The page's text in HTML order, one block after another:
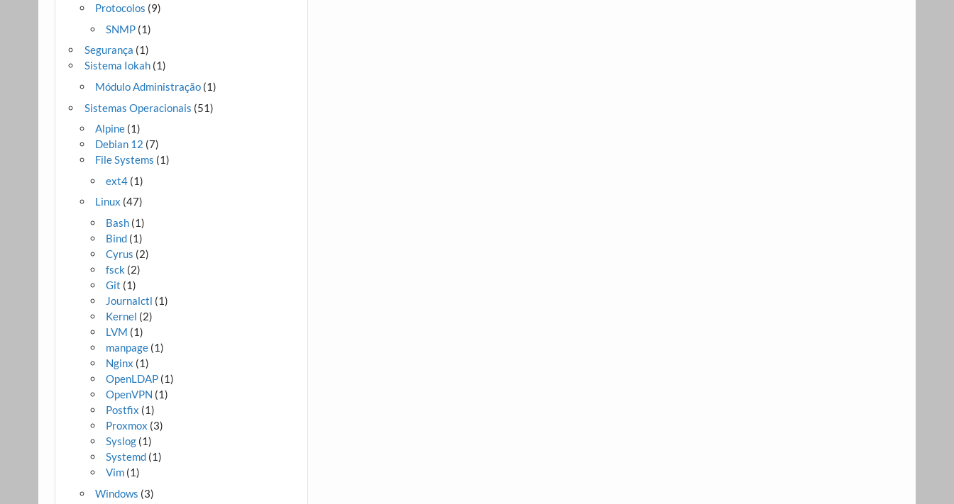
Protocolos (9)
SNMP(1)
Segurança (1)
Sistema Iokah(1)
Módulo Administração(1)
Sistemas Operacionais (51)
Alpine(1)
Debian 12 (7)
File Systems (1)
ext4(1)
Linux (47)
Bash(1)
Bind(1)
Cyrus (2)
fsck (2)
Git (1)
Journalctl (1)
Kernel (2)
LVM (1)
manpage(1)
Nginx (1)
OpenLDAP(1)
OpenVPN (1)
Postfix (1)
Proxmox (3)
Syslog(1)
Systemd(1)
Vim(1)
Windows (3)